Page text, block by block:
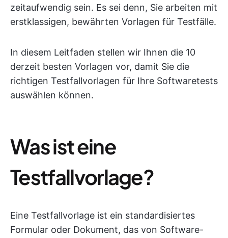
zeitaufwendig sein. Es sei denn, Sie arbeiten mit
erstklassigen, bewährten Vorlagen für Testfälle.
In diesem Leitfaden stellen wir Ihnen die 10
derzeit besten Vorlagen vor, damit Sie die
richtigen Testfallvorlagen für Ihre Softwaretests
auswählen können.
Was ist eine
Testfallvorlage?
Eine Testfallvorlage ist ein standardisiertes
Formular oder Dokument, das von Software-